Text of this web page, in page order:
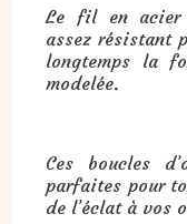
Le fil en acier
assez résistant
longtemps la
modelée.
Ces boucles
parfaites pour
de l’éclat à vos